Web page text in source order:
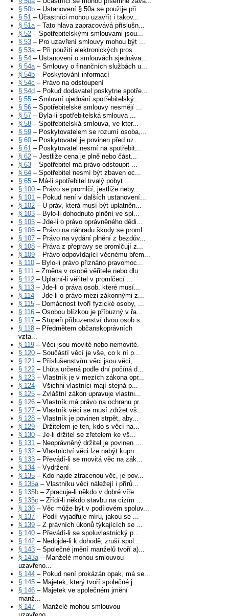
§ 50b – Ustanovení § 50a se použije při...
§ 51 – Účastníci mohou uzavřít i takov...
§ 51a– Tato hlava zapracovává příslušn...
§ 52 – Spotřebitelskými smlouvami jsou...
§ 53 – Pro uzavření smlouvy mohou být ...
§ 53a– Při použití elektronických pros...
§ 54 – Ustanovení o smlouvách sjednáva...
§ 54a– Smlouvy o finančních službách u...
§ 54b – Poskytování informací
§ 54c – Právo na odstoupení
§ 54d – Pokud dodavatel poskytne spotře...
§ 55 – Smluvní ujednání spotřebitelský...
§ 56 – Spotřebitelské smlouvy nesmějí ...
§ 57 – Byla-li spotřebitelská smlouva ...
§ 58 – Spotřebitelská smlouva, ve kter...
§ 59 – Poskytovatelem se rozumí osoba,...
§ 60 – Poskytovatel je povinen před uz...
§ 61 – Poskytovatel nesmí na spotřebit...
§ 62 – Jestliže cena je plně nebo část...
§ 63 – Spotřebitel má právo odstoupit ...
§ 64 – Spotřebitel nesmí být zbaven oc...
§ 65 – Má-li spotřebitel trvalý pobyt ...
§ 100 – Právo se promlčí, jestliže neby...
§ 101 – Pokud není v dalších ustanovení...
§ 102 – U práv, která musí být uplatněn...
§ 103 – Bylo-li dohodnuto plnění ve spl...
§ 105 – Jde-li o právo oprávněného dědi...
§ 106 – Právo na náhradu škody se proml...
§ 107 – Právo na vydání plnění z bezdův...
§ 108 – Práva z přepravy se promlčují z...
§ 109 – Právo odpovídající věcnému břem...
§ 110 – Bylo-li právo přiznáno pravomoc...
§ 111 – Změna v osobě věřitele nebo dlu...
§ 112 – Uplatní-li věřitel v promlčecí ...
§ 113 – Jde-li o práva osob, které musí...
§ 114 – Jde-li o právo mezi zákonnými z...
§ 115 – Domácnost tvoří fyzické osoby, ...
§ 116 – Osobou blízkou je příbuzný v řa...
§ 117 – Stupeň příbuzenství dvou osob s...
§ 118 – Předmětem občanskoprávních
vzta...
§ 119 – Věci jsou movité nebo nemovité.
§ 120 – Součástí věcí je vše, co k ní p...
§ 121 – Příslušenstvím věci jsou věci, ...
§ 122 – Lhůta určená podle dní počíná d...
§ 123 – Vlastník je v mezích zákona opr...
§ 124 – Všichni vlastníci mají stejná p...
§ 125 – Zvláštní zákon upravuje vlastni...
§ 126 – Vlastník má právo na ochranu pr...
§ 127 – Vlastník věci se musí zdržet vš...
§ 128 – Vlastník je povinen strpět, aby...
§ 129 – Držitelem je ten, kdo s věcí na...
§ 130 – Je-li držitel se zřetelem ke vš...
§ 131 – Neoprávněný držitel je povinen ...
§ 132 – Vlastnictví věci lze nabýt kupn...
§ 133 – Převádí-li se movitá věc na zák...
§ 134 – Vydržení
§ 135 – Kdo najde ztracenou věc, je pov...
§ 135a– Vlastníku věci náležejí i přírů...
§ 135b – Zpracuje-li někdo v dobré víře ...
§ 135c – Zřídí-li někdo stavbu na cizím ...
§ 136 – Věc může být v podílovém spoluv...
§ 137 – Podíl vyjadřuje míru, jakou se ...
§ 139 – Z právních úkonů týkajících se ...
§ 140 – Převádí-li se spoluvlastnický p...
§ 142 – Nedojde-li k dohodě, zruší spol...
§ 143 – Společné jmění manželů tvoří a)...
§ 143a– Manželé mohou smlouvou
uzavřeno...
§ 144 – Pokud není prokázán opak, má se...
§ 145 – Majetek, který tvoří společné j...
§ 146 – Majetek ve společném jmění
manž...
§ 147 – Manželé mohou smlouvou